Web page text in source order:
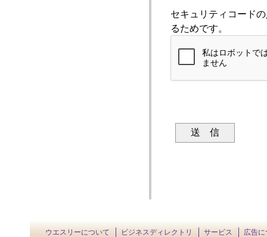
セキュリティコード
るためです。
ウエスリーについて ビジネスディレクトリ サービス
広告に